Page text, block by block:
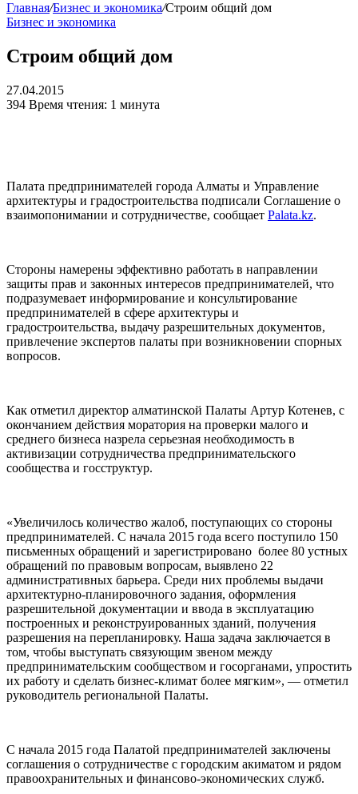
Главная/Бизнес и экономика/Строим общий дом
Бизнес и экономика
Строим общий дом
27.04.2015
394 Время чтения: 1 минута
Палата предпринимателей города Алматы и Управление
архитектуры и градостроительства подписали Соглашение о
взаимопонимании и сотрудничестве, сообщает Palata.kz.
Стороны намерены эффективно работать в направлении
защиты прав и законных интересов предпринимателей, что
подразумевает информирование и консультирование
предпринимателей в сфере архитектуры и
градостроительства, выдачу разрешительных документов,
привлечение экспертов палаты при возникновении спорных
вопросов.
Как отметил директор алматинской Палаты Артур Котенев, с
окончанием действия моратория на проверки малого и
среднего бизнеса назрела серьезная необходимость в
активизации сотрудничества предпринимательского
сообщества и госструктур.
«Увеличилось количество жалоб, поступающих со стороны
предпринимателей. С начала 2015 года всего поступило 150
письменных обращений и зарегистрировано более 80 устных
обращений по правовым вопросам, выявлено 22
административных барьера. Среди них проблемы выдачи
архитектурно-планировочного задания, оформления
разрешительной документации и ввода в эксплуатацию
построенных и реконструированных зданий, получения
разрешения на перепланировку. Наша задача заключается в
том, чтобы выступать связующим звеном между
предпринимательским сообществом и госорганами, упростить
их работу и сделать бизнес-климат более мягким», — отметил
руководитель региональной Палаты.
С начала 2015 года Палатой предпринимателей заключены
соглашения о сотрудничестве с городским акиматом и рядом
правоохранительных и финансово-экономических служб.